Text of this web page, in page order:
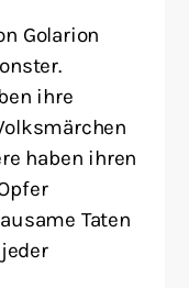
Golarion
ihre
haben ihren
Taten